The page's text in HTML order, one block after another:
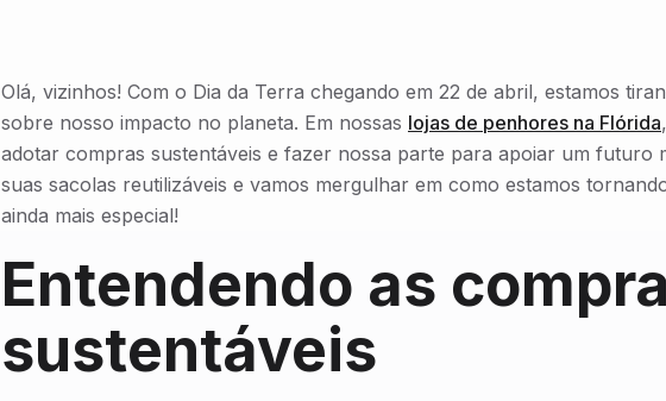
Olá, vizinhos! Com o Dia da Terra chegando em 22 de abril, estamos
sobre nosso impacto no planeta. Em nossas lojas de penhores na Flórida
adotar compras sustentáveis e fazer nossa parte para apoiar um futuro
suas sacolas reutilizáveis e vamos mergulhar em como estamos
ainda mais especial!
Entendendo as
sustentáveis